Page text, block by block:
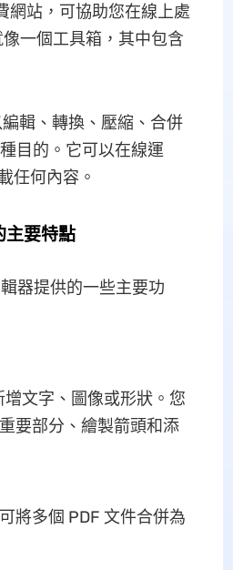
網站，可協助您在線上處
一個工具箱，其中包含
輯、轉換、壓縮、合併
目的。它可以在線運
任何內容。
主要特點
器提供的一些主要功
增文字、圖像或形狀。您
要部分、繪製箭頭和添
將多個 PDF 文件合併為